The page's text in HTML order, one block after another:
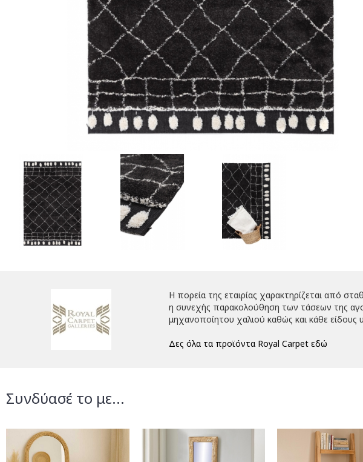
Η πορεία της εταιρίας χαρακτηρίζεται από
η συνεχής παρακολούθηση των τάσεων της
μηχανοποίητου χαλιού καθώς και κάθε
Δες όλα τα προϊόντα Royal Carpet εδώ
Συνδύασέ το με...